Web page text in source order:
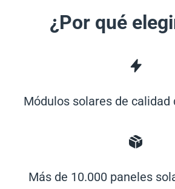
¿Por qué
Módulos solares de calidad
Más de 10.000 paneles